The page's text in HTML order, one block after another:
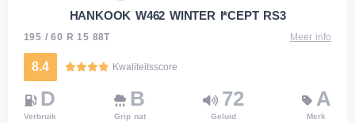
HANKOOK W462 WINTER I*CEPT RS3
195 / 60 R 15 88T Meer info
8.4 Kwaliteitsscore
D
Verbruik
B
Grip nat
72
Geluid
A
Merk